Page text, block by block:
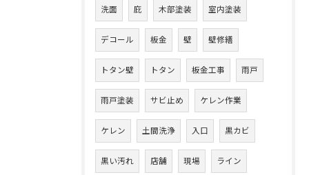
洗面 庇 木部塗装 室内塗装
デコール 板金 壁 壁修繕
トタン壁 トタン 板金工事 雨戸
雨戸塗装 サビ止め ケレン作業
ケレン 土間洗浄 入口 黒カビ
黒い汚れ 店舗 現場 ライン